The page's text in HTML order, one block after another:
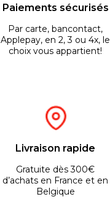
Paiements sécurisés
Par carte, bancontact,
Applepay, en 2, 3 ou 4x, le
choix vous appartient!
Livraison rapide
Gratuite dès 300€
d’achats en France et en
Belgique